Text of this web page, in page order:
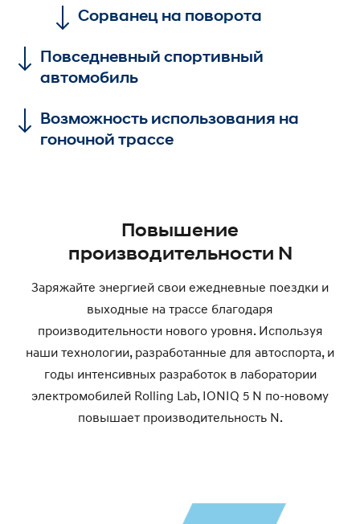
Сорванец на поворота
Повседневный спортивный
автомобиль
Возможность использования на
гоночной трассе
Повышение
производительности N
Заряжайте энергией свои ежедневные поездки и
выходные на трассе благодаря
производительности нового уровня. Используя
наши технологии, разработанные для автоспорта, и
годы интенсивных разработок в лаборатории
электромобилей Rolling Lab, IONIQ 5 N по-новому
повышает производительность N.